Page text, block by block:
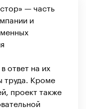
— часть
и
ответ на их
труда. Кроме
проект также